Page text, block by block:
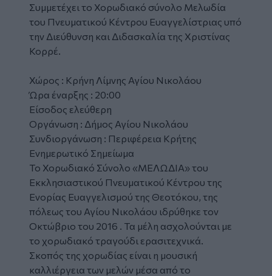
Συμμετέχει το Χορωδιακό σύνολο Μελωδία
του Πνευματικού Κέντρου Ευαγγελίστριας υπό
την Διεύθυνση και Διδασκαλία της Χριστίνας
Κορρέ.
Χώρος : Κρήνη Λίμνης Αγίου Νικολάου
Ώρα έναρξης : 20:00
Είσοδος ελεύθερη
Οργάνωση : Δήμος Αγίου Νικολάου
Συνδιοργάνωση : Περιφέρεια Κρήτης
Ενημερωτικό Σημείωμα
Το Χορωδιακό Σύνολο «ΜΕΛΩΔΙΑ» του
Εκκλησιαστικού Πνευματικού Κέντρου της
Ενορίας Ευαγγελισμού της Θεοτόκου, της
πόλεως του Αγίου Νικολάου ιδρύθηκε τον
Οκτώβριο του 2016 . Τα μέλη ασχολούνται με
το χορωδιακό τραγούδι ερασιτεχνικά.
Σκοπός της χορωδίας είναι η μουσική
καλλιέργεια των μελών μέσα από το